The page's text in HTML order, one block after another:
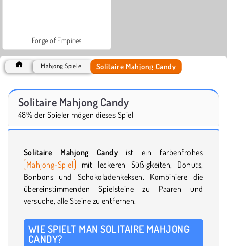
Forge of Empires
Mahjong Spiele Solitaire Mahjong Candy
Solitaire Mahjong Candy
48% der Spieler mögen dieses Spiel
Solitaire Mahjong Candy ist ein farbenfrohes
Mahjong-Spiel
mit leckeren Süßigkeiten, Donuts,
Bonbons und Schokoladenkeksen. Kombiniere die
übereinstimmenden Spielsteine zu Paaren und
versuche, alle Steine zu entfernen.
WIE SPIELT MAN SOLITAIRE MAHJONG
CANDY?